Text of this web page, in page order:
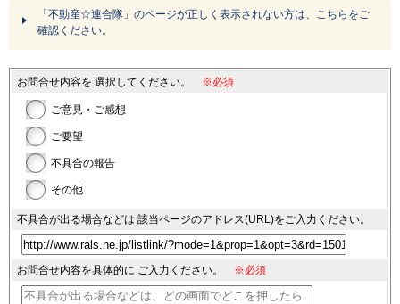
「不動産☆連合隊」のページが正しく表示されない方は、こちらをご
確認ください。
お問合せ内容を 選択してください。 ※必須
ご意見・ご感想
ご要望
不具合の報告
その他
不具合が出る場合などは 該当ページのアドレス(URL)をご入力ください。
お問合せ内容を具体的に ご入力ください。 ※必須